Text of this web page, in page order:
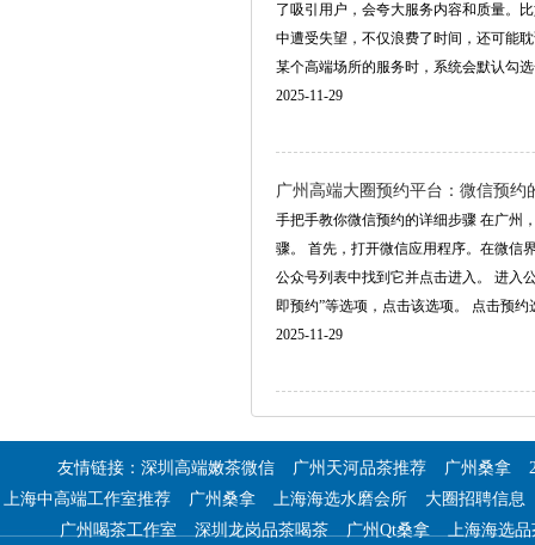
了吸引用户，会夸大服务内容和质量。
中遭受失望，不仅浪费了时间，还可能
某个高端场所的服务时，系统会默认勾
2025-11-29
广州高端大圈预约平台：微信预约
手把手教你微信预约的详细步骤 在广州
骤。 首先，打开微信应用程序。在微信
公众号列表中找到它并点击进入。 进入
即预约”等选项，点击该选项。 点击预约
2025-11-29
友情链接： 深圳高端嫩茶微信 广州天河品茶推荐 广州桑拿
上海中高端工作室推荐
广州桑拿 上海海选水磨会所
大圈招聘信息
广州喝茶工作室
深圳龙岗品茶喝茶 广州Qt桑拿 上海海选品